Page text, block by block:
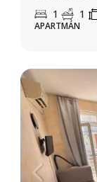
1 1
APARTMÁN